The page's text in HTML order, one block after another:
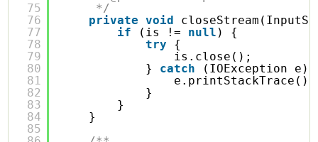
75
76
77
78
79
80
81
82
83
84
85
*/
private
void
if
(is != null ) {
try
{
is.close();
} catch
(IOException e)
e.printStackTrace();
}
}
}